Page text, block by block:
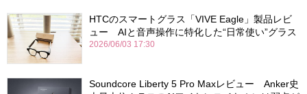
HTCのスマートグラス「VIVE Eagle」製品レビ
ュー AIと音声操作に特化した“日常使い”グラス
2026/06/03 17:30
Soundcore Liberty 5 Pro Maxレビュー Anker史